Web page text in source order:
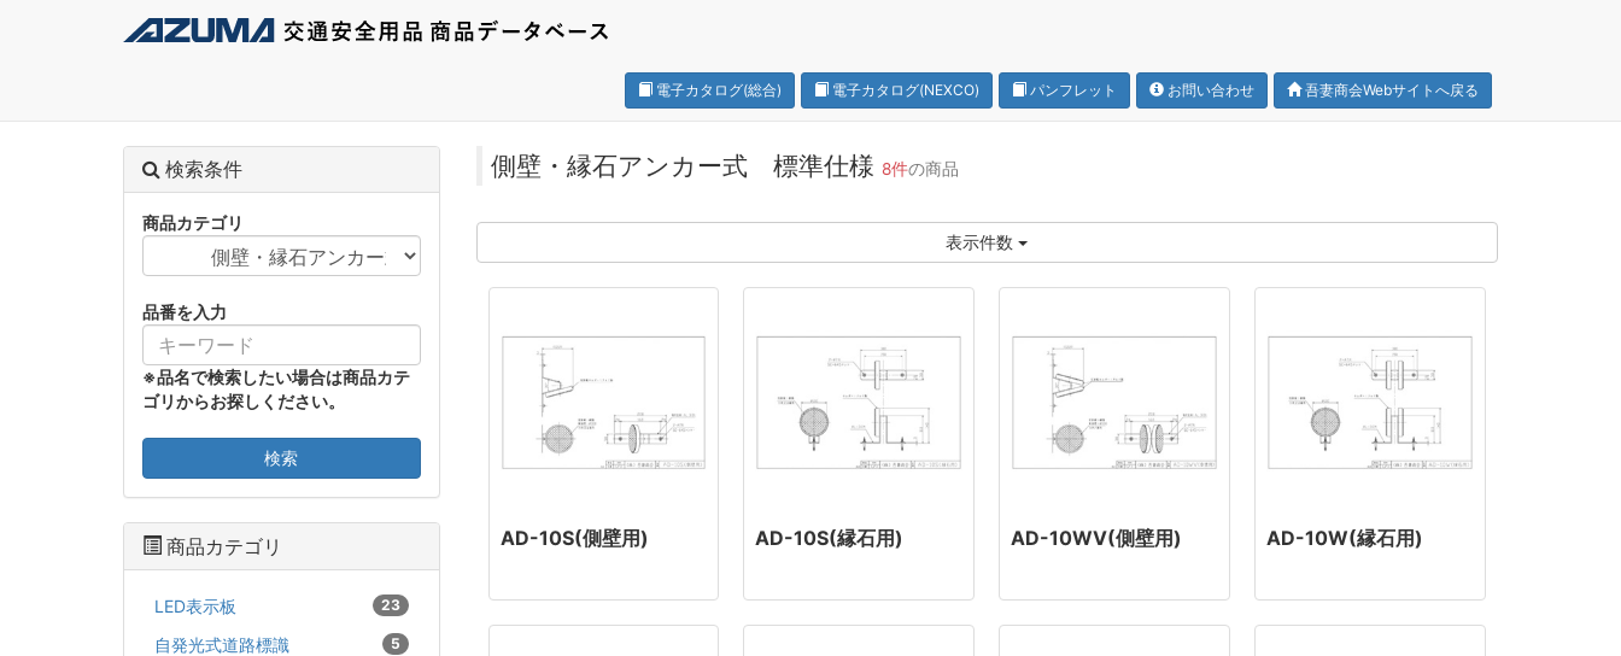
電子カタログ(総合) 電子カタログ(NEXCO) パンフレット お問い合わせ 吾妻商会Webサイトへ戻る
側壁・縁石アンカー式 標準仕様 8件の商品
表示件数
AD-10S(側壁用) AD-10S(縁石用) AD-10WV(側壁用) AD-10W(縁石用)
検索条件
商品カテゴリ
品番を入力
※品名で検索したい場合は商品カテ
ゴリからお探しください。
検索
商品カテゴリ
LED表示板 23
自発光式道路標識 5